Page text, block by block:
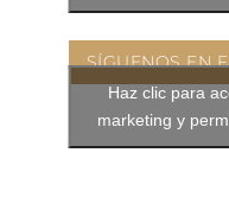
SÍGUENOS EN
Haz clic para
marketing y